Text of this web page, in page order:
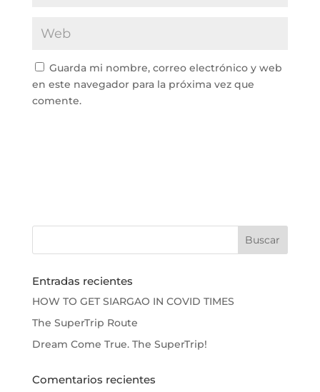
Guarda mi nombre, correo electrónico y web
en este navegador para la próxima vez que
comente.
Entradas recientes
HOW TO GET SIARGAO IN COVID TIMES
The SuperTrip Route
Dream Come True. The SuperTrip!
Comentarios recientes